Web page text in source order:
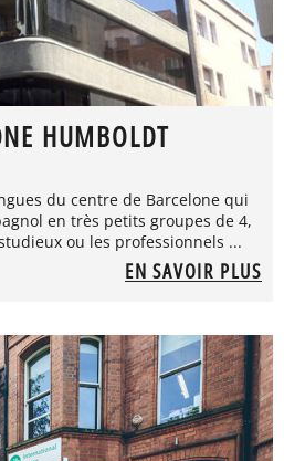
HUMBOLDT
du centre de Barcelone qui
en très petits groupes de 4,
ou les professionnels ...
EN SAVOIR PLUS